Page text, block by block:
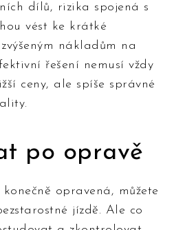
dílů, rizika spojená s
vést ke krátké
nákladům na
řešení nemusí vždy
ceny, ale spíše správné
po opravě
konečně opravená, můžete
jízdě. Ale co